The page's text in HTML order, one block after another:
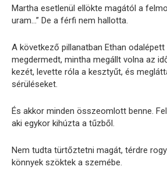
Martha esetlenül ellökte magától a
uram…” De a férfi nem hallotta.
A következő pillanatban Ethan
megdermedt, mintha megállt volna az
kezét, levette róla a kesztyűt, és
sérüléseket.
És akkor minden összeomlott benne.
aki egykor kihúzta a tűzből.
Nem tudta türtőztetni magát, térdre
könnyek szöktek a szemébe.